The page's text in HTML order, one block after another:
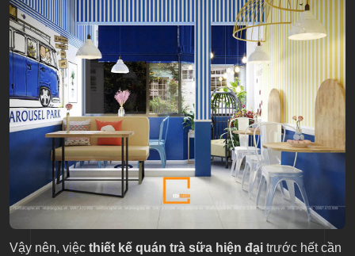
Vậy nên, việc thiết kế quán trà sữa hiện đại trước hết cần